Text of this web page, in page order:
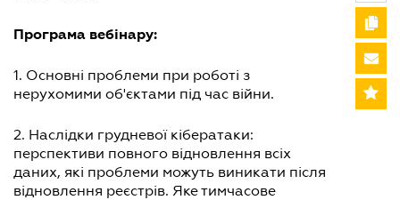
Програма вебінару:
1. Основні проблеми при роботі з
нерухомими об'єктами під час війни.
2. Наслідки грудневої кібератаки:
перспективи повного відновлення всіх
даних, які проблеми можуть виникати після
відновлення реєстрів. Яке тимчасове